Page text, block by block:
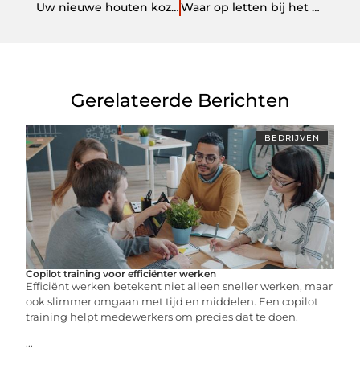
Uw nieuwe houten kozijn bestelt u eenvoudig bij deze expert Waar op letten bij het kiezen van een webbouwer
Gerelateerde Berichten
BEDRIJVEN
Copilot training voor efficiënter werken
Efficiënt werken betekent niet alleen sneller werken, maar
ook slimmer omgaan met tijd en middelen. Een copilot
training helpt medewerkers om precies dat te doen.
...